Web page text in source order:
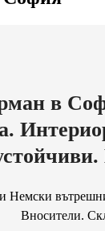
в
Немски
Вносители.